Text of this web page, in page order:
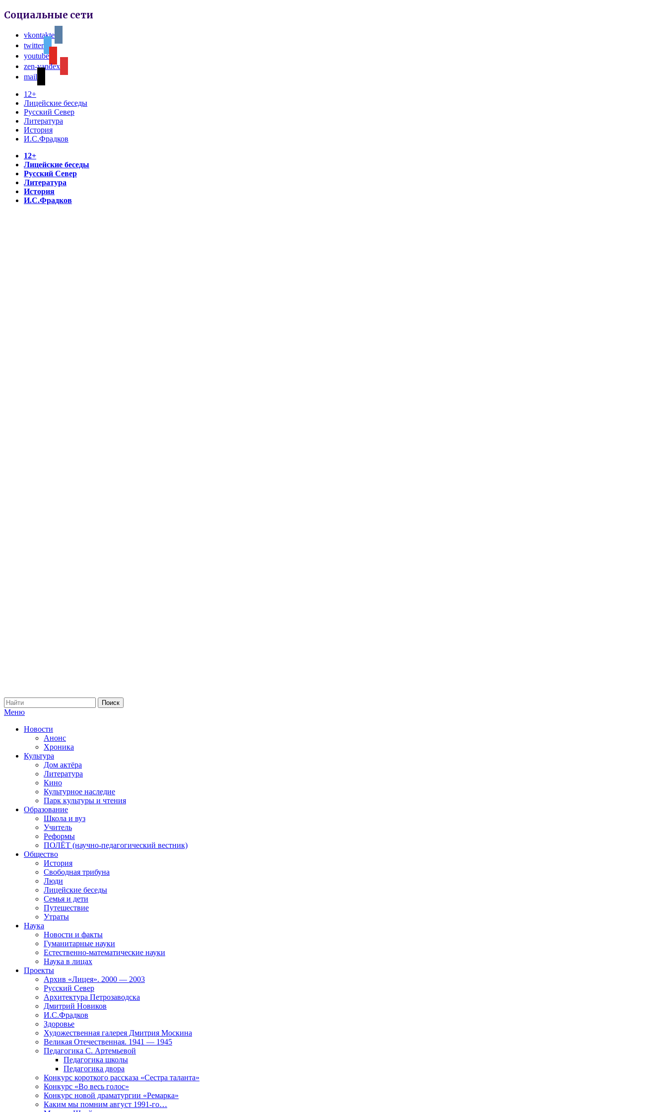
Социальные сети
vkontakte
twitter
youtube
zen-yandex
mail
12+
Лицейские беседы
Русский Север
Литература
История
И.С.Фрадков
12+
Лицейские беседы
Русский Север
Литература
История
И.С.Фрадков
Меню
Новости
Анонс
Хроника
Культура
Дом актёра
Литература
Кино
Культурное наследие
Парк культуры и чтения
Образование
Школа и вуз
Учитель
Реформы
ПОЛЁТ (научно-педагогический вестник)
Общество
История
Свободная трибуна
Люди
Лицейские беседы
Семья и дети
Путешествие
Утраты
Наука
Новости и факты
Гуманитарные науки
Естественно-математические науки
Наука в лицах
Проекты
Архив «Лицея». 2000 — 2003
Русский Север
Архитектура Петрозаводска
Дмитрий Новиков
И.С.Фрадков
Здоровье
Художественная галерея Дмитрия Москина
Великая Отечественная. 1941 — 1945
Педагогика С. Артемьевой
Педагогика школы
Педагогика двора
Конкурс короткого рассказа «Сестра таланта»
Конкурс «Во весь голос»
Конкурс новой драматургии «Ремарка»
Каким мы помним август 1991-го…